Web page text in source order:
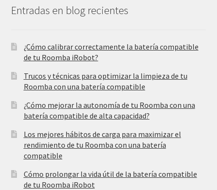
Entradas en blog recientes
¿Cómo calibrar correctamente la batería compatible
de tu Roomba iRobot?
Trucos y técnicas para optimizar la limpieza de tu
Roomba con una batería compatible
¿Cómo mejorar la autonomía de tu Roomba con una
batería compatible de alta capacidad?
Los mejores hábitos de carga para maximizar el
rendimiento de tu Roomba con una batería
compatible
Cómo prolongar la vida útil de la batería compatible
de tu Roomba iRobot